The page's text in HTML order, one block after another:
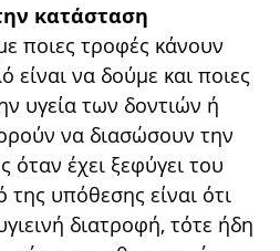
κατάσταση
ποιες τροφές κάνουν
είναι να δούμε και ποιες
υγεία των δοντιών ή
να διασώσουν την
όταν έχει ξεφύγει του
υπόθεσης είναι ότι
διατροφή, τότε ήδη